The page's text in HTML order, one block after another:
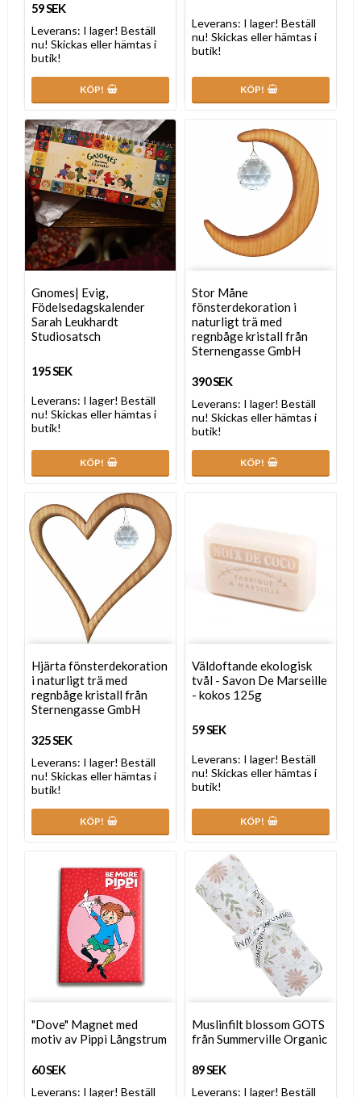
59 SEK
Leverans: I lager! Beställ
nu! Skickas eller hämtas i
butik!
KÖP!
Leverans: I lager! Beställ
nu! Skickas eller hämtas i
butik!
KÖP!
Gnomes| Evig,
Födelsedagskalender
Sarah Leukhardt
Studiosatsch
195 SEK
Leverans: I lager! Beställ
nu! Skickas eller hämtas i
butik!
KÖP!
Stor Måne
fönsterdekoration i
naturligt trä med
regnbåge kristall från
Sternengasse GmbH
390 SEK
Leverans: I lager! Beställ
nu! Skickas eller hämtas i
butik!
KÖP!
Hjärta fönsterdekoration
i naturligt trä med
regnbåge kristall från
Sternengasse GmbH
325 SEK
Leverans: I lager! Beställ
nu! Skickas eller hämtas i
butik!
KÖP!
Väldoftande ekologisk
tvål - Savon De Marseille
- kokos 125g
59 SEK
Leverans: I lager! Beställ
nu! Skickas eller hämtas i
butik!
KÖP!
"Dove" Magnet med
motiv av Pippi Långstrum
60 SEK
Leverans: I lager! Beställ
Muslinfilt blossom GOTS
från Summerville Organic
89 SEK
Leverans: I lager! Beställ